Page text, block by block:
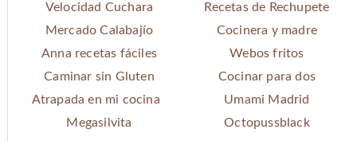
Velocidad Cuchara
Recetas de Rechupete
Mercado Calabajío
Cocinera y madre
Anna recetas fáciles
Webos fritos
Caminar sin Gluten
Cocinar para dos
Atrapada en mi cocina
Umami Madrid
Megasilvita
Octopussblack